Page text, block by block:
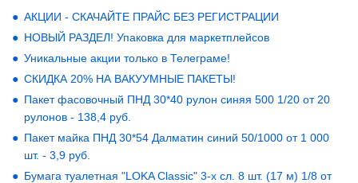
АКЦИИ - СКАЧАЙТЕ ПРАЙС БЕЗ РЕГИСТРАЦИИ
НОВЫЙ РАЗДЕЛ! Упаковка для маркетплейсов
Уникальные акции только в Телеграме!
СКИДКА 20% НА ВАКУУМНЫЕ ПАКЕТЫ!
Пакет фасовочный ПНД 30*40 рулон синяя 500 1/20 от 20
рулонов - 138,4 руб.
Пакет майка ПНД 30*54 Далматин синий 50/1000 от 1 000
шт. - 3,9 руб.
Бумага туалетная "LOKA Classic" 3-х сл. 8 шт. (17 м) 1/8 от